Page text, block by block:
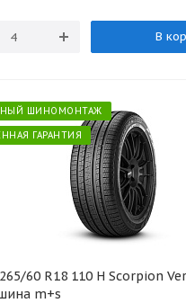
В
ШИНОМОНТАЖ
ГАРАНТИЯ
60 R18 110 H Scorpion
m+s